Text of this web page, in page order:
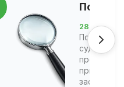
Подача
28.08.2026
Подаём
суд
придется